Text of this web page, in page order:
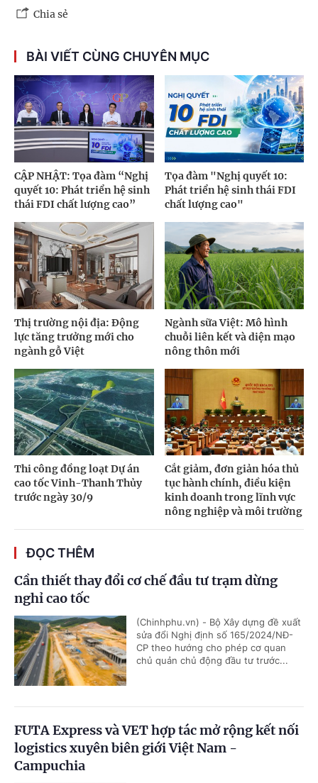
Chia sẻ
BÀI VIẾT CÙNG CHUYÊN MỤC
CẬP NHẬT: Tọa đàm “Nghị
quyết 10: Phát triển hệ sinh
thái FDI chất lượng cao”
Tọa đàm "Nghị quyết 10:
Phát triển hệ sinh thái FDI
chất lượng cao"
Thị trường nội địa: Động
lực tăng trưởng mới cho
ngành gỗ Việt
Ngành sữa Việt: Mô hình
chuỗi liên kết và diện mạo
nông thôn mới
Thi công đồng loạt Dự án
cao tốc Vinh-Thanh Thủy
trước ngày 30/9
Cắt giảm, đơn giản hóa thủ
tục hành chính, điều kiện
kinh doanh trong lĩnh vực
nông nghiệp và môi trường
ĐỌC THÊM
Cần thiết thay đổi cơ chế đầu tư trạm dừng
nghỉ cao tốc
(Chinhphu.vn) - Bộ Xây dựng đề xuất
sửa đổi Nghị định số 165/2024/NĐ-
CP theo hướng cho phép cơ quan
chủ quản chủ động đầu tư trước...
FUTA Express và VET hợp tác mở rộng kết nối
logistics xuyên biên giới Việt Nam -
Campuchia